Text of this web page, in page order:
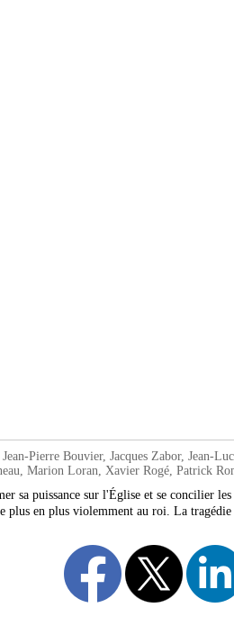
Pierre Bouvier, Jacques Zabor, Jean-
Marion Loran, Xavier Rogé, Patrick
puissance sur l'Église et se concilier
plus en plus violemment au roi. La